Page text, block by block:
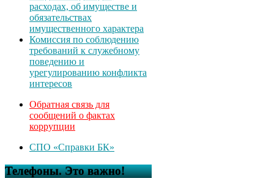
расходах, об имуществе и
обязательствах
имущественного характера
Комиссия по соблюдению
требований к служебному
поведению и
урегулированию конфликта
интересов
Обратная связь для
сообщений о фактах
коррупции
СПО «Справки БК»
Телефоны. Это важно!